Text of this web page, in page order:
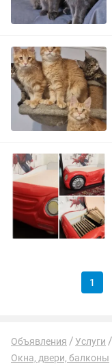
1
Объявления Услуги
Окна, двери, балконы